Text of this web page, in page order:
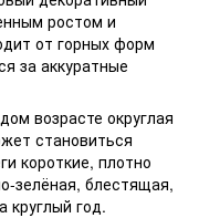
ростом и
от горных форм
за аккуратные
возрасте округлая
становиться
короткие, плотно
зелёная, блестящая,
круглый год.